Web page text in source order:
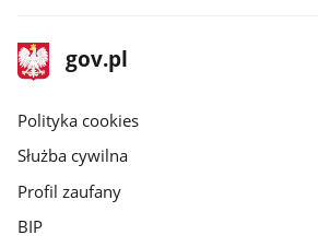
stopka
gov.pl
Strona
gov.pl
gov.pl
Polityka cookies
Służba cywilna
Profil zaufany
BIP